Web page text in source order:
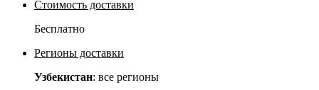
Стоимость доставки
Бесплатно
Регионы доставки
Узбекистан: все регионы